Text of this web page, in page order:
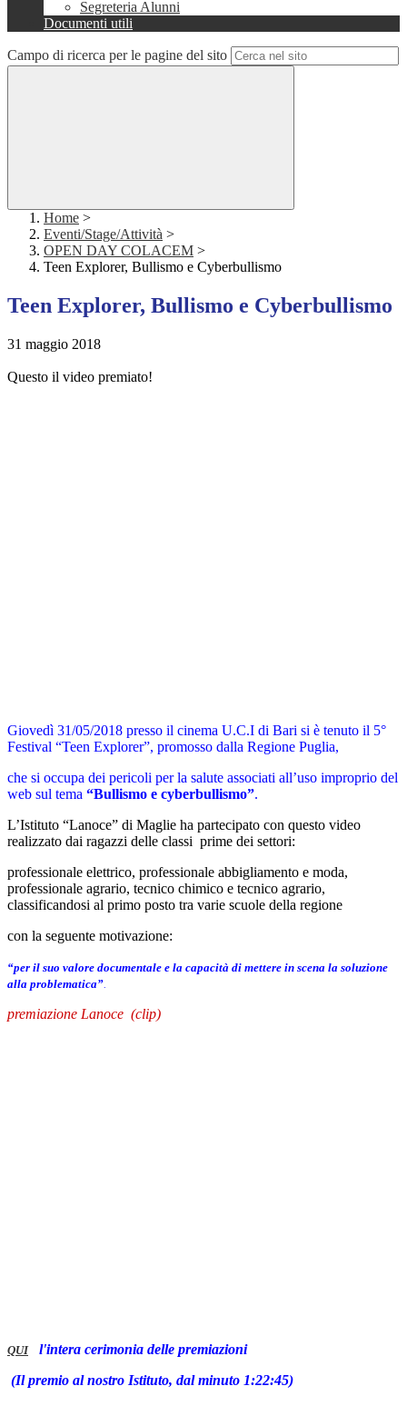
Segreteria Alunni
Documenti utili
Campo di ricerca per le pagine del sito
Home >
Eventi/Stage/Attività >
OPEN DAY COLACEM >
Teen Explorer, Bullismo e Cyberbullismo
Teen Explorer, Bullismo e Cyberbullismo
31 maggio 2018
Questo il video premiato!
Giovedì 31/05/2018 presso il cinema U.C.I di Bari si è tenuto il 5°
Festival “Teen Explorer”, promosso dalla Regione Puglia,
che si occupa dei pericoli per la salute associati all’uso improprio del
web sul tema “Bullismo e cyberbullismo”.
L’Istituto “Lanoce” di Maglie ha partecipato con questo video
realizzato dai ragazzi delle classi prime dei settori:
professionale elettrico, professionale abbigliamento e moda,
professionale agrario, tecnico chimico e tecnico agrario,
classificandosi al primo posto tra varie scuole della regione
con la seguente motivazione:
“per il suo valore documentale e la capacità di mettere in scena la soluzione
alla problematica”
premiazione Lanoce (clip)
QUI
l'intera cerimonia delle premiazioni
(Il premio al nostro Istituto, dal minuto 1:22:45)